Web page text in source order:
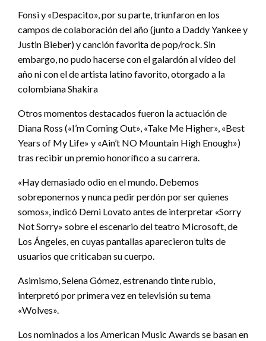
Fonsi y «Despacito», por su parte, triunfaron en los
campos de colaboración del año (junto a Daddy Yankee y
Justin Bieber) y canción favorita de pop/rock. Sin
embargo, no pudo hacerse con el galardón al vídeo del
año ni con el de artista latino favorito, otorgado a la
colombiana Shakira
Otros momentos destacados fueron la actuación de
Diana Ross («I’m Coming Out», «Take Me Higher», «Best
Years of My Life» y «Ain’t NO Mountain High Enough»)
tras recibir un premio honorífico a su carrera.
«Hay demasiado odio en el mundo. Debemos
sobreponernos y nunca pedir perdón por ser quienes
somos», indicó Demi Lovato antes de interpretar «Sorry
Not Sorry» sobre el escenario del teatro Microsoft, de
Los Ángeles, en cuyas pantallas aparecieron tuits de
usuarios que criticaban su cuerpo.
Asimismo, Selena Gómez, estrenando tinte rubio,
interpretó por primera vez en televisión su tema
«Wolves».
Los nominados a los American Music Awards se basan en